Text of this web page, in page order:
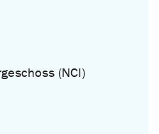
(NCI)